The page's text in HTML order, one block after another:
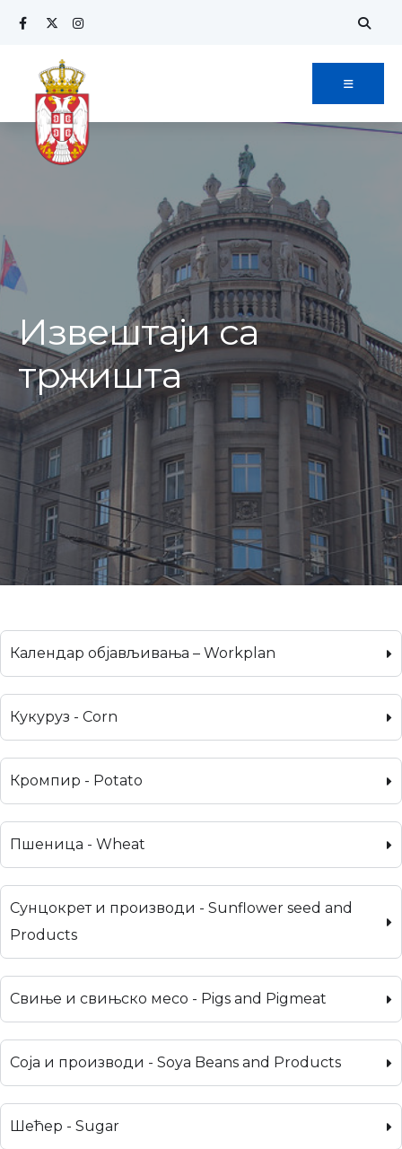
Извештаји са
тржишта
Календар објављивања – Workplan
Кукуруз - Corn
Кромпир - Potato
Пшеница - Wheat
Сунцокрет и производи - Sunflower seed and
Products
Свиње и свињско месо - Pigs and Pigmeat
Соја и производи - Soya Beans and Products
Шећер - Sugar